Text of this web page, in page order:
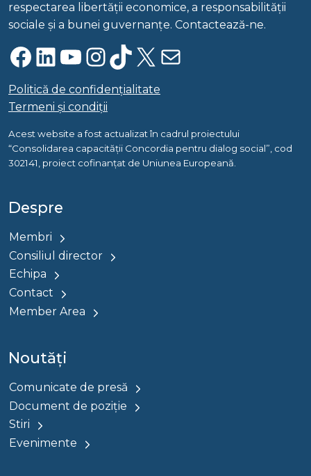
respectarea libertății economice, a responsabilității
sociale și a bunei guvernanțe. Contactează-ne.
Facebook LinkedIn YouTube InstagramTikTok X Mail
Politică de confidențialitate
Termeni și condiții
Acest website a fost actualizat în cadrul proiectului
“Consolidarea capacității Concordia pentru dialog social”, cod
302141, proiect cofinanțat de Uniunea Europeană.
Despre
Membri
Consiliul director
Echipa
Contact
Member Area
Noutăți
Comunicate de presă
Document de poziție
Stiri
Evenimente